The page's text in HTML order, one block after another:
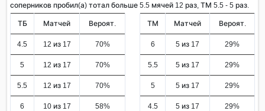
соперников пробил(а) тотал больше 5.5 мячей 12 раз, ТМ 5.5 - 5 раз.
ТБ Матчей Вероят.
4.5 12 из 17 70%
5 12 из 17 70%
5.5 12 из 17 70%
6 10 из 17 58%
ТМ Матчей Вероят.
6 5 из 17 29%
5.5 5 из 17 29%
5 5 из 17 29%
4.5 5 из 17 29%